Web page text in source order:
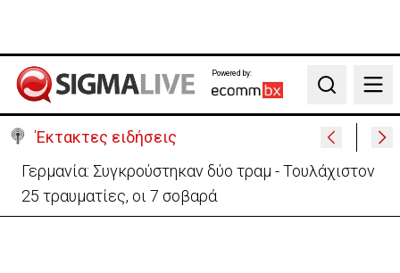
Powered by:
Search
Έκτακτες ειδήσεις
Γερμανία: Συγκρούστηκαν δύο τραμ - Τουλάχιστον
25 τραυματίες, οι 7 σοβαρά